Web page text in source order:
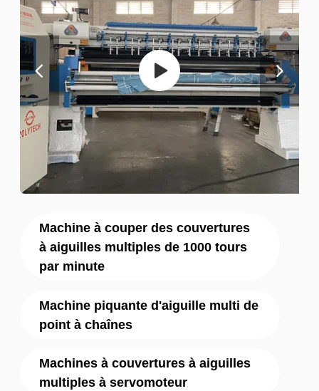
Machine à couper des couvertures
à aiguilles multiples de 1000 tours
par minute
Machine piquante d'aiguille multi de
point à chaînes
Machines à couvertures à aiguilles
multiples à servomoteur